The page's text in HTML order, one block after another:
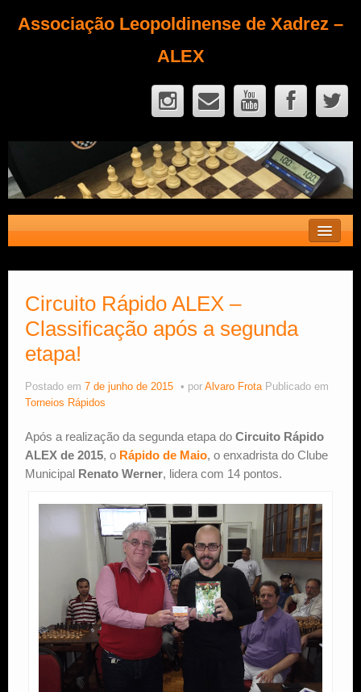
Associação Leopoldinense de Xadrez –
ALEX
Fique Sócio
Quem Somos?
Calendário
Estude Xadrez
Circuito Rápido ALEX –
Classificação após a segunda
etapa!
Postado em 7 de junho de 2015 por Alvaro Frota Publicado em
Torneios Rápidos
Após a realização da segunda etapa do Circuito Rápido
ALEX de 2015, o Rápido de Maio, o enxadrista do Clube
Municipal Renato Werner, lidera com 14 pontos.